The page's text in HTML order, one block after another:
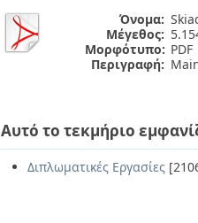
Όνομα:
Μέγεθος:
Μορφότυπο: PDF
Περιγραφή:
Αυτό το τεκμήριο
Διπλωματικές Εργασίες